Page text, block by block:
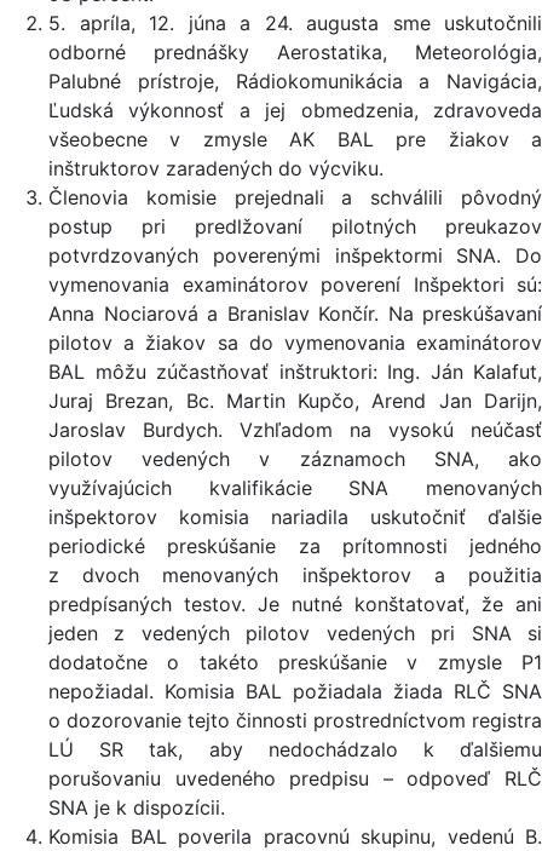
5. apríla, 12. júna a 24. augusta sme uskutočnili
odborné prednášky Aerostatika, Meteorológia,
Palubné prístroje, Rádiokomunikácia a Navigácia,
Ľudská výkonnosť a jej obmedzenia, zdravoveda
všeobecne v zmysle AK BAL pre žiakov a
inštruktorov zaradených do výcviku.
Členovia komisie prejednali a schválili pôvodný
postup pri predlžovaní pilotných preukazov
potvrdzovaných poverenými inšpektormi SNA. Do
vymenovania examinátorov poverení Inšpektori sú:
Anna Nociarová a Branislav Končír. Na preskúšavaní
pilotov a žiakov sa do vymenovania examinátorov
BAL môžu zúčastňovať inštruktori: Ing. Ján Kalafut,
Juraj Brezan, Bc. Martin Kupčo, Arend Jan Darijn,
Jaroslav Burdych. Vzhľadom na vysokú neúčasť
pilotov vedených v záznamoch SNA, ako
využívajúcich kvalifikácie SNA menovaných
inšpektorov komisia nariadila uskutočniť ďalšie
periodické preskúšanie za prítomnosti jedného
z dvoch menovaných inšpektorov a použitia
predpísaných testov. Je nutné konštatovať, že ani
jeden z vedených pilotov vedených pri SNA si
dodatočne o takéto preskúšanie v zmysle P1
nepožiadal. Komisia BAL požiadala žiada RLČ SNA
o dozorovanie tejto činnosti prostredníctvom registra
LÚ SR tak, aby nedochádzalo k ďalšiemu
porušovaniu uvedeného predpisu – odpoveď RLČ
SNA je k dispozícii.
Komisia BAL poverila pracovnú skupinu, vedenú B.